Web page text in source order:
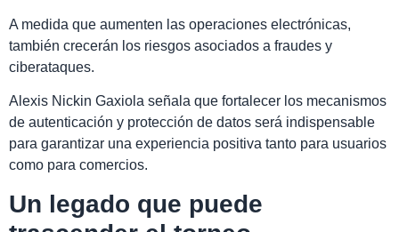
A medida que aumenten las operaciones electrónicas,
también crecerán los riesgos asociados a fraudes y
ciberataques.
Alexis Nickin Gaxiola señala que fortalecer los mecanismos
de autenticación y protección de datos será indispensable
para garantizar una experiencia positiva tanto para usuarios
como para comercios.
Un legado que puede